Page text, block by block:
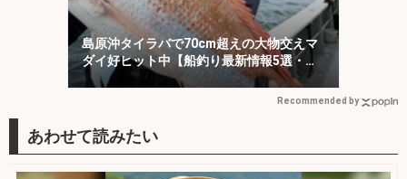
島原沖タイラバで70cm超えの大物交えマ
ダイ好ヒット中【船釣り最新情報5選・大
分／熊本】
Recommended by